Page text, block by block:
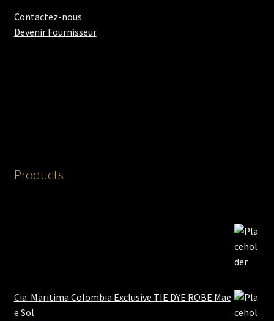
Contactez-nous
Devenir Fournisseur
Products
Cia. Maritima Colombia Exclusive TIE DYE ROBE Mae
e Sol